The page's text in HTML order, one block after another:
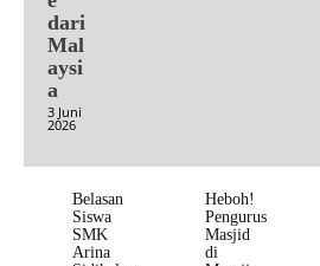
dari
Mal
aysi
a
3 Juni
2026
Belasan
Siswa
SMK
Arina
Heboh!
Pengurus
Masjid
di